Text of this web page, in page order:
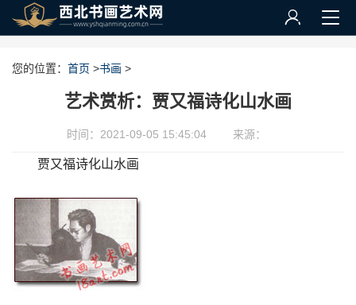
您的位置： 首页 >书画 >
艺术赏析：贾又福诗化山水画
时间：2021-09-05 15:45:04 来源：
贾又福诗化山水画